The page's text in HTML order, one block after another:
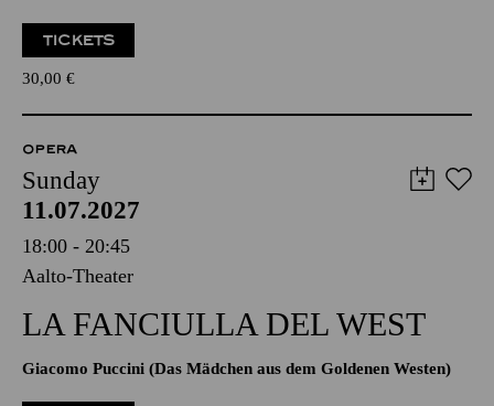
TICKETS
30,00 €
OPERA
Sunday
11.07.2027
18:00 - 20:45
Aalto-Theater
LA FANCIULLA DEL WEST
Giacomo Puccini (Das Mädchen aus dem Goldenen Westen)